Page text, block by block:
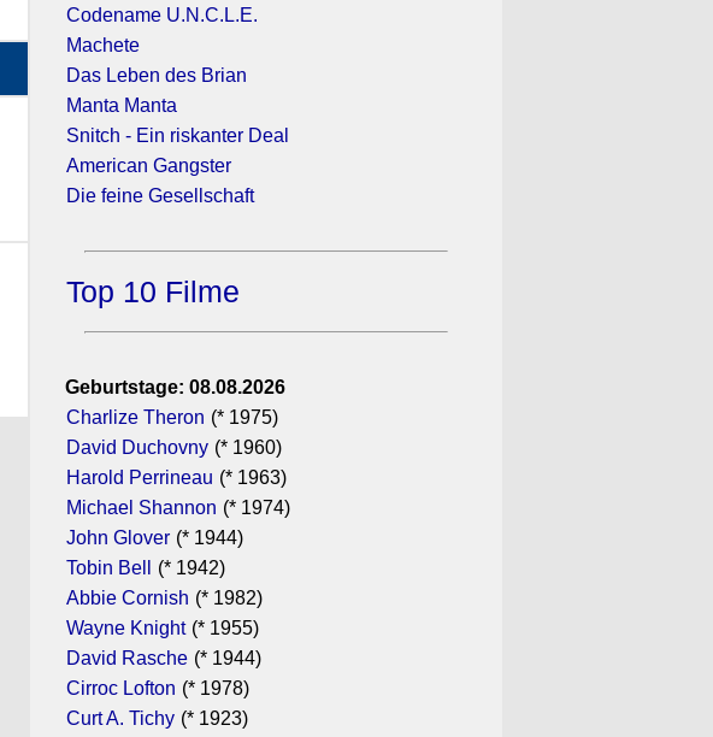
Codename U.N.C.L.E.
Machete
Das Leben des Brian
Manta Manta
Snitch - Ein riskanter Deal
American Gangster
Die feine Gesellschaft
Top 10 Filme
Geburtstage: 08.08.2026
Charlize Theron (* 1975)
David Duchovny (* 1960)
Harold Perrineau (* 1963)
Michael Shannon (* 1974)
John Glover (* 1944)
Tobin Bell
(* 1942)
Abbie Cornish (* 1982)
Wayne Knight (* 1955)
David Rasche (* 1944)
Cirroc Lofton (* 1978)
Curt A. Tichy (* 1923)